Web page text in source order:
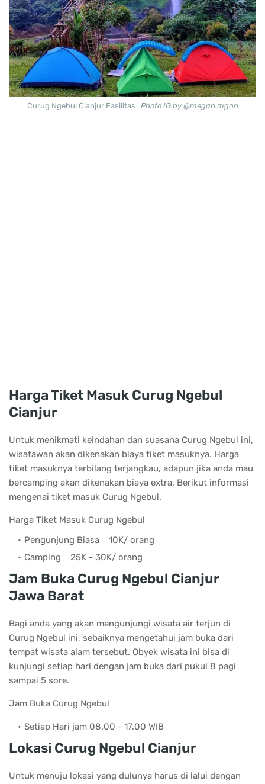
Curug Ngebul Cianjur Fasilitas | Photo IG by @megan.mgnn
Harga Tiket Masuk Curug Ngebul
Cianjur
Untuk menikmati keindahan dan suasana Curug Ngebul ini,
wisatawan akan dikenakan biaya tiket masuknya. Harga
tiket masuknya terbilang terjangkau, adapun jika anda mau
bercamping akan dikenakan biaya extra. Berikut informasi
mengenai tiket masuk Curug Ngebul.
Harga Tiket Masuk Curug Ngebul
Pengunjung Biasa 10K/ orang
Camping 25K - 30K/ orang
Jam Buka Curug Ngebul Cianjur
Jawa Barat
Bagi anda yang akan mengunjungi wisata air terjun di
Curug Ngebul ini, sebaiknya mengetahui jam buka dari
tempat wisata alam tersebut. Obyek wisata ini bisa di
kunjungi setiap hari dengan jam buka dari pukul 8 pagi
sampai 5 sore.
Jam Buka Curug Ngebul
Setiap Hari jam 08.00 - 17.00 WIB
Lokasi Curug Ngebul Cianjur
Untuk menuju lokasi yang dulunya harus di lalui dengan